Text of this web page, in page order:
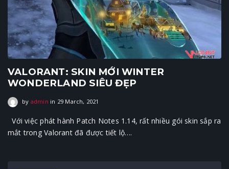
VALORANT: SKIN MỚI WINTER
WONDERLAND SIÊU ĐẸP
by admin in 29 March, 2021
Với việc phát hành Patch Notes 1.14, rất nhiều gói skin sắp ra
mắt trong Valorant đã được tiết lộ….